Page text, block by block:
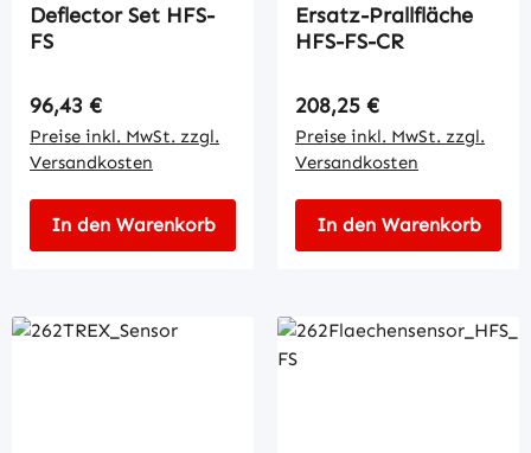
Deflector Set HFS-
FS
Regulärer Preis:
96,43 €
Preise inkl. MwSt. zzgl.
Versandkosten
In den Warenkorb
Ersatz-Prallfläche
HFS-FS-CR
Regulärer Preis:
208,25 €
Preise inkl. MwSt. zzgl.
Versandkosten
In den Warenkorb